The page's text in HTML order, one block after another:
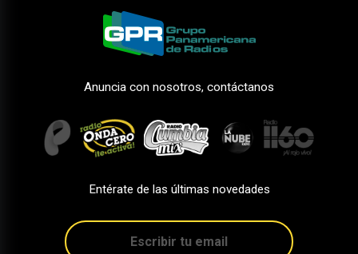
Anuncia con nosotros, contáctanos
Entérate de las últimas novedades